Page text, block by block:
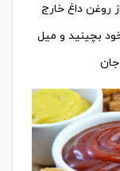
روغن داغ خارج
بچینید و میل